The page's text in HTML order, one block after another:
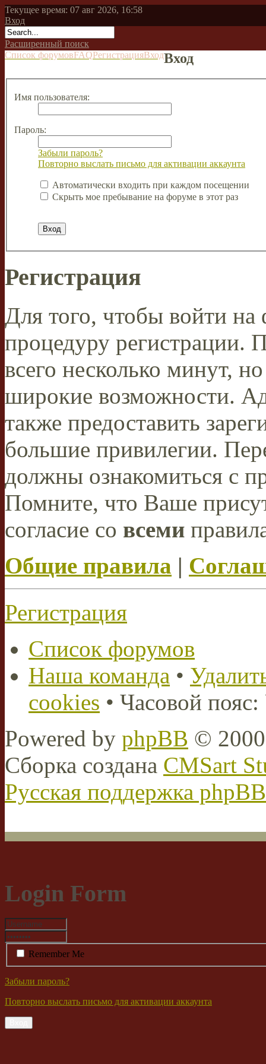
Текущее время: 07 авг 2026, 16:58
Вход
Расширенный поиск
Список форумовFAQРегистрацияВходВход
Имя пользователя:
Пароль:
Забыли пароль?
Повторно выслать письмо для активации аккаунта
Автоматически входить при каждом посещении
Скрыть мое пребывание на форуме в этот раз
Регистрация
Для того, чтобы войти
процедуру регистрации.
всего несколько минут,
широкие возможности.
также предоставить
большие привилегии.
должны ознакомиться с
Помните, что Ваше
согласие со всеми
Общие правила |
Регистрация
Список форумов
Наша команда •
cookies • Часовой
Powered by phpBB ©
Сборка создана CMSart
Русская поддержка phpBB
Login Form
Remember Me
Забыли пароль?
Повторно выслать письмо для активации аккаунта